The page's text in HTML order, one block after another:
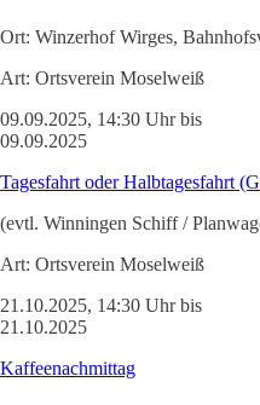
Ort: Winzerhof Wirges,
Art: Ortsverein Moselweiß
09.09.2025, 14:30 Uhr bis
09.09.2025
Tagesfahrt oder Halbtagesfahrt
(evtl. Winningen Schiff /
Art: Ortsverein Moselweiß
21.10.2025, 14:30 Uhr bis
21.10.2025
Kaffeenachmittag